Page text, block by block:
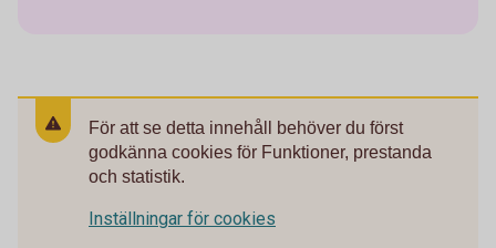
För att se detta innehåll behöver du först
godkänna cookies för Funktioner, prestanda
och statistik.
Inställningar för cookies